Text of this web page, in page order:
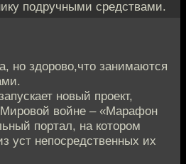
подручными средствами.
но здорово,что занимаются
новый проект,
войне – «Марафон
портал, на котором
уст непосредственных их